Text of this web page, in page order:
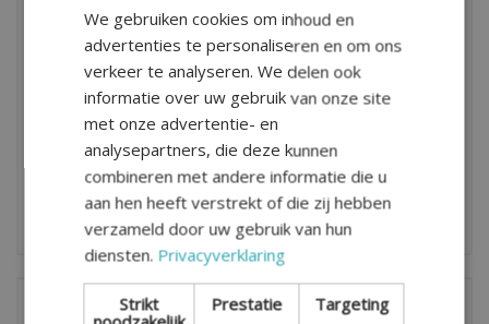
term ‘scheiden van tafel en bed’. Dit artikel geeft
inzicht in de betekenis van deze term en laat
zien waarom deze manier van scheiden sinds
2000 nog weinig voorkomt. Wat is scheiden van
tafel en bed?
LEES MEER
Wil jij je scheiding verwerken? Houd
We gebruiken cookies om inhoud en
advertenties te personaliseren en om ons
verkeer te analyseren. We delen ook
informatie over uw gebruik van onze site
met onze advertentie- en
analysepartners, die deze kunnen
combineren met andere informatie die u
aan hen heeft verstrekt of die zij hebben
verzameld door uw gebruik van hun
diensten. Privacyverklaring
Strikt
Prestatie Targeting